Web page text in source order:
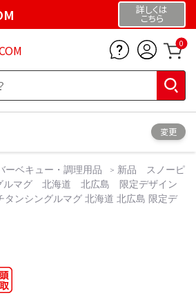
詳しくは
こちら
0
変更
ーベキュー・調理用品
新品 スノーピ
ルマグ 北海道 北広島 限定デザイン
タンシングルマグ 北海道 北広島 限定デ